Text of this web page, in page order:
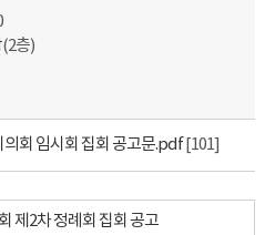
층)
의회 임시회 집회 공고문.pdf [101]
제2차 정례회 집회 공고